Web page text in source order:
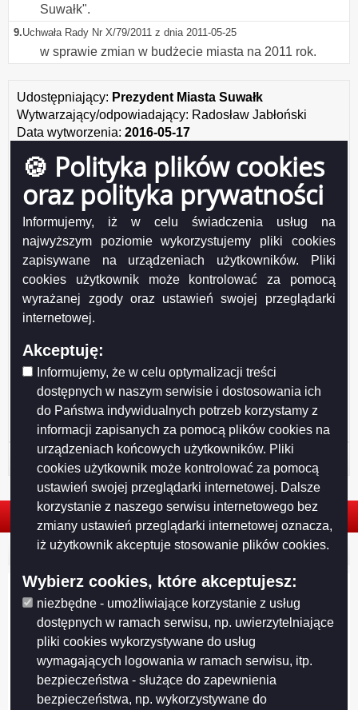
🍪 Polityka plików cookies
oraz polityka prywatności
Informujemy, iż w celu świadczenia usług na
najwyższym poziomie wykorzystujemy pliki cookies
zapisywane na urządzeniach użytkowników. Pliki
cookies użytkownik może kontrolować za pomocą
wyrażanej zgody oraz ustawień swojej przeglądarki
internetowej.
Akceptuję:
Informujemy, że w celu optymalizacji treści
dostępnych w naszym serwisie i dostosowania ich
do Państwa indywidualnych potrzeb korzystamy z
informacji zapisanych za pomocą plików cookies na
urządzeniach końcowych użytkowników. Pliki
cookies użytkownik może kontrolować za pomocą
ustawień swojej przeglądarki internetowej. Dalsze
korzystanie z naszego serwisu internetowego bez
zmiany ustawień przeglądarki internetowej oznacza,
iż użytkownik akceptuje stosowanie plików cookies.
Wybierz cookies, które akceptujesz:
niezbędne - umożliwiające korzystanie z usług
dostępnych w ramach serwisu, np. uwierzytelniające
pliki cookies wykorzystywane do usług
wymagających logowania w ramach serwisu, itp.
bezpieczeństwa - służące do zapewnienia
bezpieczeństwa, np. wykorzystywane do
Suwałk".
9.Uchwała Rady Nr X/79/2011 z dnia 2011-05-25
w sprawie zmian w budżecie miasta na 2011 rok.
Udostępniający: Prezydent Miasta Suwałk
Wytwarzający/odpowiadający: Radosław Jabłoński
Data wytworzenia: 2016-05-17
Data wprowadzenia:2008-11-24
Data modyfikacji:2022-09-21
Opublikował:Radosław Jabłoński
Data publikacji: 2008-11-24
Historia strony
© 2026. Urząd Miejski w Suwałkach. Wszystkie prawa zastrzeżone.